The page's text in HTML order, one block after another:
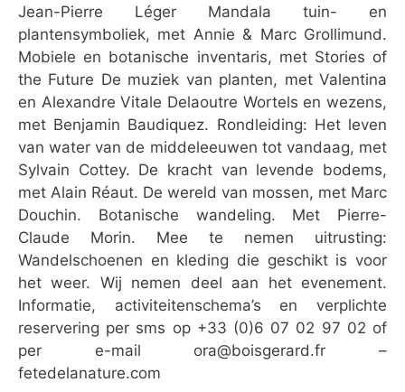
Jean-Pierre Léger Mandala tuin- en
plantensymboliek, met Annie & Marc Grollimund.
Mobiele en botanische inventaris, met Stories of
the Future De muziek van planten, met Valentina
en Alexandre Vitale Delaoutre Wortels en wezens,
met Benjamin Baudiquez. Rondleiding: Het leven
van water van de middeleeuwen tot vandaag, met
Sylvain Cottey. De kracht van levende bodems,
met Alain Réaut. De wereld van mossen, met Marc
Douchin. Botanische wandeling. Met Pierre-
Claude Morin. Mee te nemen uitrusting:
Wandelschoenen en kleding die geschikt is voor
het weer. Wij nemen deel aan het evenement.
Informatie, activiteitenschema’s en verplichte
reservering per sms op +33 (0)6 07 02 97 02 of
per e-mail ora@boisgerard.fr –
fetedelanature.com